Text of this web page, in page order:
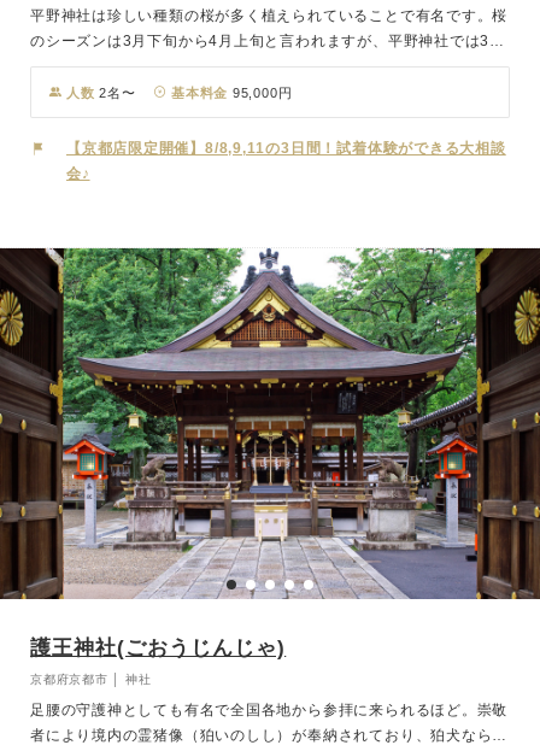
平野神社は珍しい種類の桜が多く植えられていることで有名です。桜
のシーズンは3月下旬から4月上旬と言われますが、平野神社では3月
中旬から4月下旬まで、約1ヶ月間以上も桜を楽しむことができま
す。美しい桜を背景にした撮影は、一生の思い出になることでしょ
う。結婚式を行う本殿は国の重要文化財に指定されており、伊勢神宮
や上賀茂神社・下鴨神社などと同格の、二十二社の上七社に入る名社
です。その高い社格が、厳かで格調高い結婚式を約束します。本殿近
えください。
人数 2名〜 基本料金 95,000円
【京都店限定開催】8/8,9,11の3日間！試着体験ができる大相談
会♪
護王神社(ごおうじんじゃ)
京都府京都市 │ 神社
足腰の守護神としても有名で全国各地から参拝に来られるほど。崇敬
者により境内の霊猪像（狛いのしし）が奉納されており、狛犬ならぬ